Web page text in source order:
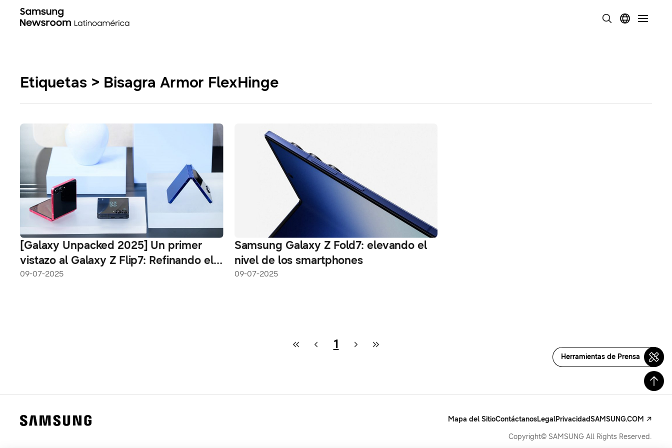
Etiquetas > Bisagra Armor FlexHinge
[Galaxy Unpacked 2025] Un primer
vistazo al Galaxy Z Flip7: Refinando el
plegable de bolsillo
09-07-2025
Samsung Galaxy Z Fold7: elevando el
nivel de los smartphones
09-07-2025
1
Herramientas de Prensa
Mapa del SitioContáctanosLegalPrivacidadSAMSUNG.COM
Copyright© SAMSUNG All Rights Reserved.